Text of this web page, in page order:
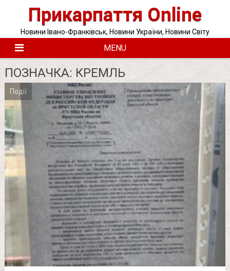
Прикарпаття Online
Новини Івано-Франківськ, Новини України, Новини Світу
MENU
ПОЗНАЧКА: КРЕМЛЬ
Події
Posts
pagination